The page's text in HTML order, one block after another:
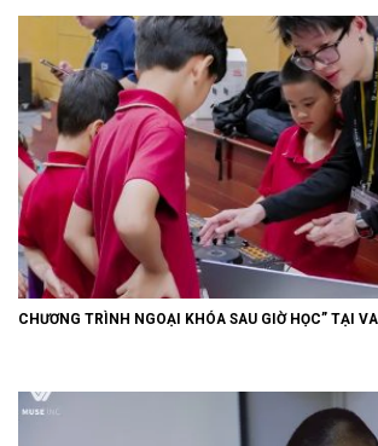
CHƯƠNG TRÌNH NGOẠI KHÓA SAU GIỜ HỌC” TẠI